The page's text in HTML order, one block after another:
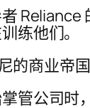
练他们。
的商业帝
管公司时，